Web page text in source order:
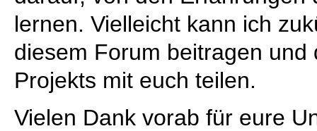
lernen. Vielleicht kann ich
diesem Forum beitragen
Projekts mit euch teilen.
Vielen Dank vorab für eure